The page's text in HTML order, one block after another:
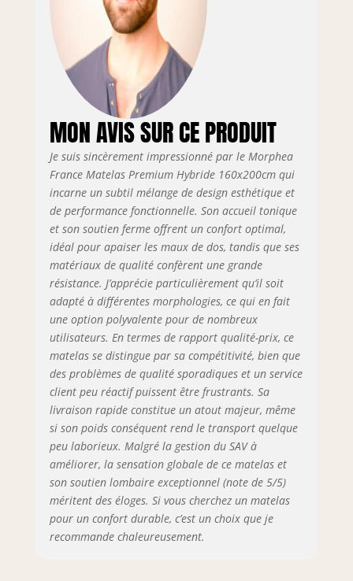
MON AVIS SUR CE PRODUIT
Je suis sincèrement impressionné par le Morphea
France Matelas Premium Hybride 160x200cm qui
incarne un subtil mélange de design esthétique et
de performance fonctionnelle. Son accueil tonique
et son soutien ferme offrent un confort optimal,
idéal pour apaiser les maux de dos, tandis que ses
matériaux de qualité confèrent une grande
résistance. J’apprécie particulièrement qu’il soit
adapté à différentes morphologies, ce qui en fait
une option polyvalente pour de nombreux
utilisateurs. En termes de rapport qualité-prix, ce
matelas se distingue par sa compétitivité, bien que
des problèmes de qualité sporadiques et un service
client peu réactif puissent être frustrants. Sa
livraison rapide constitue un atout majeur, même
si son poids conséquent rend le transport quelque
peu laborieux. Malgré la gestion du SAV à
améliorer, la sensation globale de ce matelas et
son soutien lombaire exceptionnel (note de 5/5)
méritent des éloges. Si vous cherchez un matelas
pour un confort durable, c’est un choix que je
recommande chaleureusement.